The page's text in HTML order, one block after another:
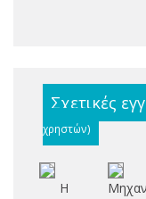
Σχετικές
χρηστών)
Η